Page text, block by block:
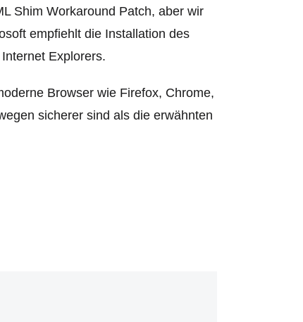
Shim Workaround Patch, aber wir
empfiehlt die Installation des
Explorers.
Browser wie Firefox, Chrome,
sicherer sind als die erwähnten